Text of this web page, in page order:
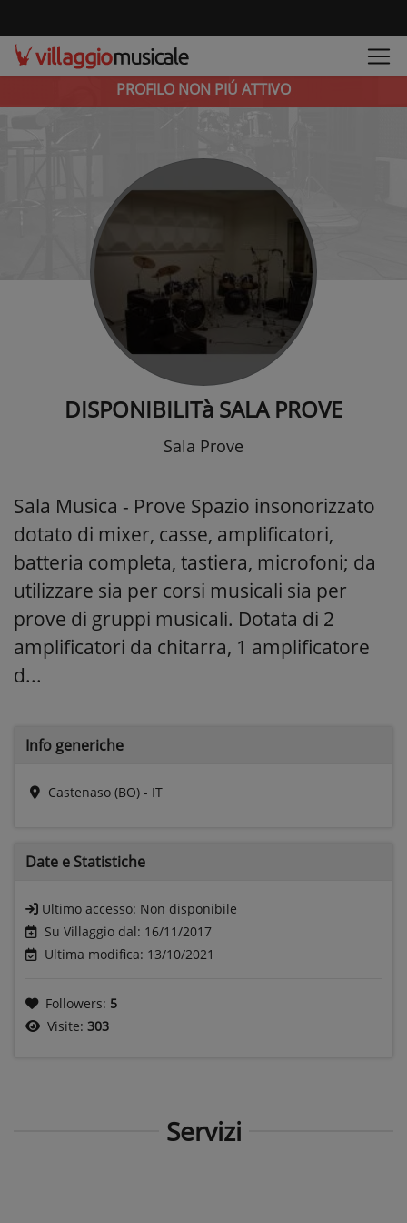
PROFILO NON PIÚ ATTIVO
DISPONIBILITà SALA PROVE
Sala Prove
Sala Musica - Prove Spazio insonorizzato
dotato di mixer, casse, amplificatori,
batteria completa, tastiera, microfoni; da
utilizzare sia per corsi musicali sia per
prove di gruppi musicali. Dotata di 2
amplificatori da chitarra, 1 amplificatore
d...
Info generiche
Castenaso (BO) - IT
Date e Statistiche
Ultimo accesso: Non disponibile
Su Villaggio dal: 16/11/2017
Ultima modifica: 13/10/2021
Followers: 5
Visite: 303
Servizi